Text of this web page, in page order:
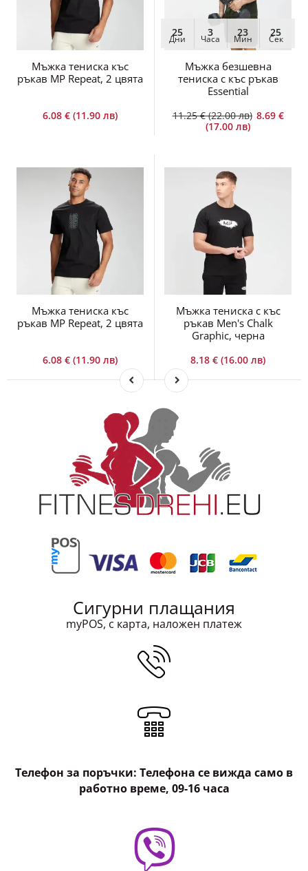
Мъжка тениска къс
ръкав MP Repeat, 2 цвята
6.08 € (11.90 лв)
25
Дни
3
Часа
23
Мин
25
Сек
Мъжка безшевна
тениска с къс ръкав
Essential
11.25 € (22.00 лв) 8.69 €
(17.00 лв)
Мъжка тениска къс
ръкав MP Repeat, 2 цвята
6.08 € (11.90 лв)
Мъжка тениска с къс
ръкав Men's Chalk
Graphic, черна
8.18 € (16.00 лв)
Сигурни плащания
myPOS, с карта, наложен платеж
Телефон за поръчки: Телефона се вижда само в
работно време, 09-16 часа